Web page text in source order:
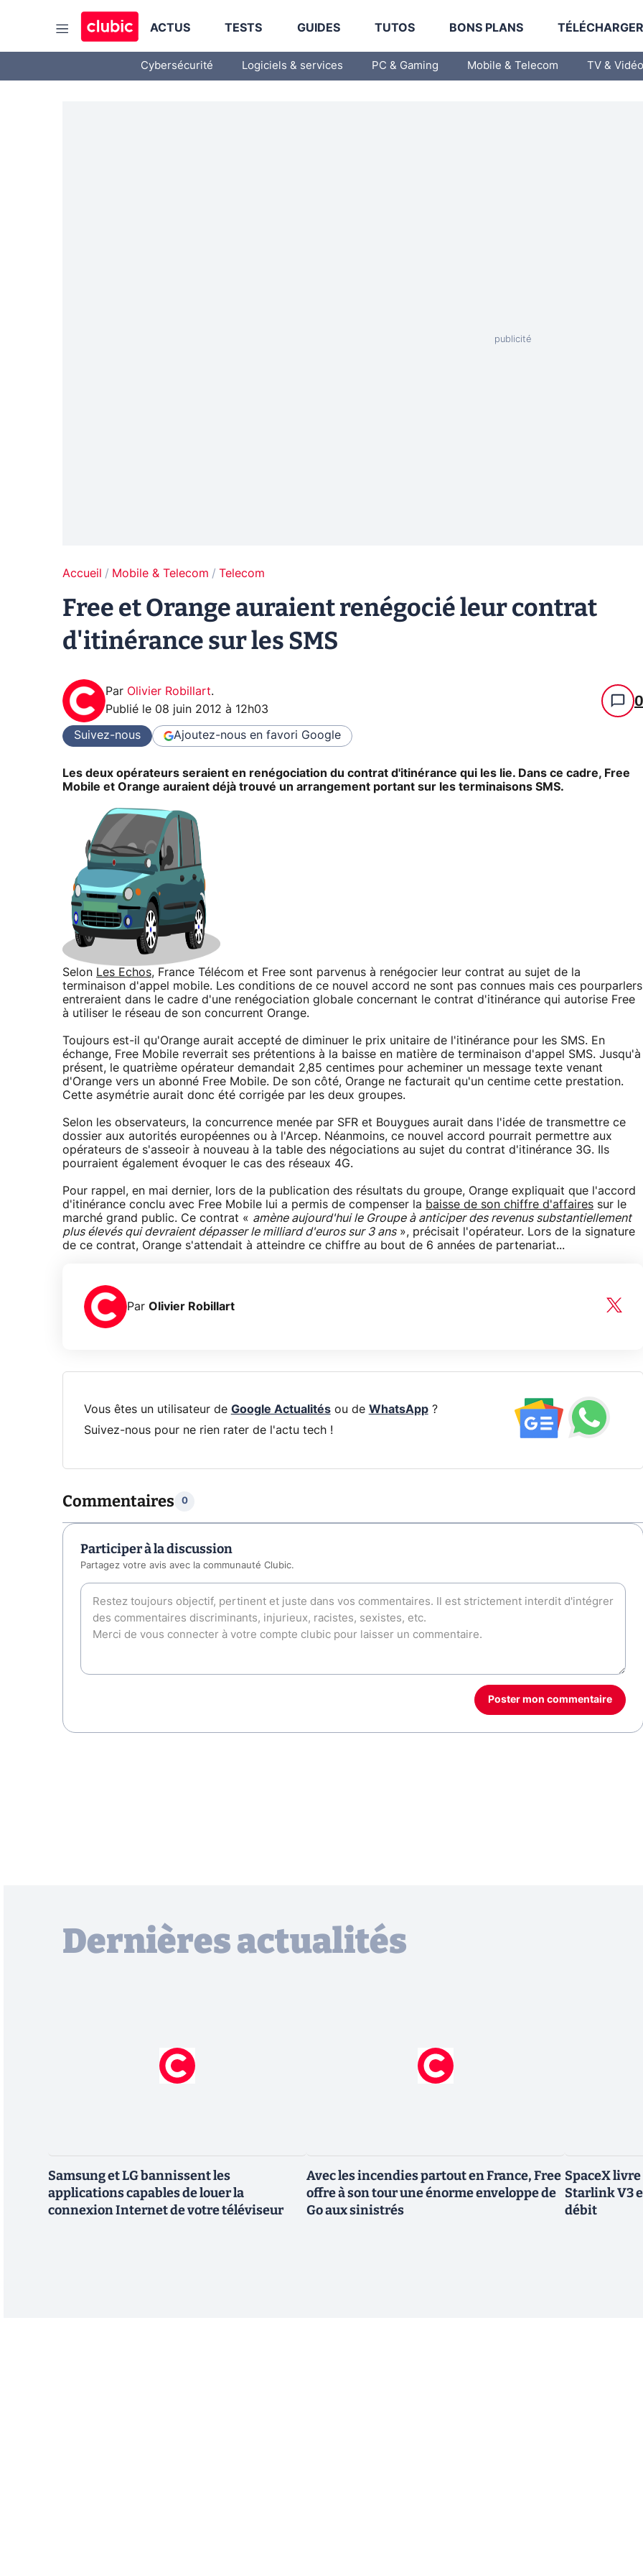
ACTUS TESTS GUIDES TUTOS BONS PLANS
Cybersécurité Logiciels & services PC & Gaming Mobile & Telecom TV & Vidéo
Accueil Mobile & Telecom Telecom
Free et Orange auraient renégocié leur contrat
d'itinérance sur les SMS
Par Olivier Robillart.
Publié le 08 juin 2012 à 12h03 0
Suivez-nous Ajoutez-nous en favori Google
Les deux opérateurs seraient en renégociation du contrat d'itinérance qui les lie. Dans ce cadre, Free
Mobile et Orange auraient déjà trouvé un arrangement portant sur les terminaisons SMS.
Selon Les Echos, France Télécom et Free sont parvenus à renégocier leur contrat au sujet de la
terminaison d'appel mobile. Les conditions de ce nouvel accord ne sont pas connues mais ces pourparlers
entreraient dans le cadre d'une renégociation globale concernant le contrat d'itinérance qui autorise Free
à utiliser le réseau de son concurrent Orange.
Toujours est-il qu'Orange aurait accepté de diminuer le prix unitaire de l'itinérance pour les SMS. En
échange, Free Mobile reverrait ses prétentions à la baisse en matière de terminaison d'appel SMS. Jusqu'à
présent, le quatrième opérateur demandait 2,85 centimes pour acheminer un message texte venant
d'Orange vers un abonné Free Mobile. De son côté, Orange ne facturait qu'un centime cette prestation.
Cette asymétrie aurait donc été corrigée par les deux groupes.
Selon les observateurs, la concurrence menée par SFR et Bouygues aurait dans l'idée de transmettre ce
dossier aux autorités européennes ou à l'Arcep. Néanmoins, ce nouvel accord pourrait permettre aux
opérateurs de s'asseoir à nouveau à la table des négociations au sujet du contrat d'itinérance 3G. Ils
pourraient également évoquer le cas des réseaux 4G.
Pour rappel, en mai dernier, lors de la publication des résultats du groupe, Orange expliquait que l'accord
d'itinérance conclu avec Free Mobile lui a permis de compenser la baisse de son chiffre d'affaires sur le
marché grand public. Ce contrat « amène aujourd'hui le Groupe à anticiper des revenus substantiellement
plus élevés qui devraient dépasser le milliard d'euros sur 3 ans», précisait l'opérateur. Lors de la signature
de ce contrat, Orange s'attendait à atteindre ce chiffre au bout de 6 années de partenariat...
Par Olivier Robillart
Vous êtes un utilisateur de Google Actualitésou de WhatsApp?
Suivez-nous pour ne rien rater de l'actu tech !
Commentaires 0
Participer à la discussion
Partagez votre avis avec la communauté Clubic.
Poster mon commentaire
Dernières actualités
Samsung et LG bannissent les
applications capables de louer la
connexion Internet de votre téléviseur
Avec les incendies partout en France, Free
offre à son tour une énorme enveloppe de
Go aux sinistrés
SpaceX
Starlink V3
débit